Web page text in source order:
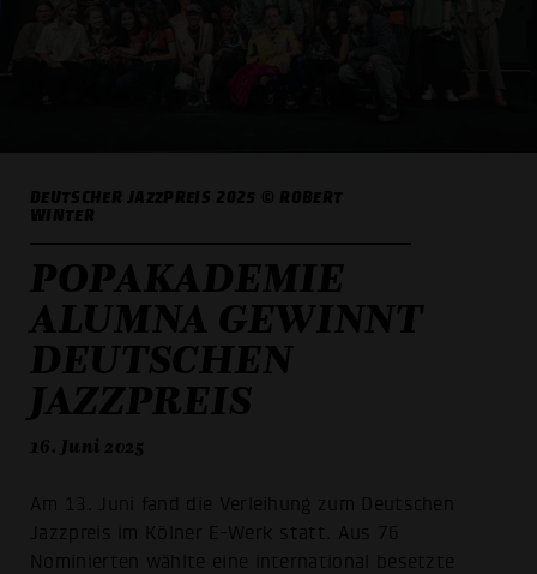
DEUTSCHER JAZZPREIS 2025 © ROBERT
WINTER
POPAKADEMIE
ALUMNA GEWINNT
DEUTSCHEN
JAZZPREIS
16. Juni 2025
Am 13. Juni fand die Verleihung zum Deutschen
Jazzpreis im Kölner E-Werk statt. Aus 76
Nominierten wählte eine international besetzte